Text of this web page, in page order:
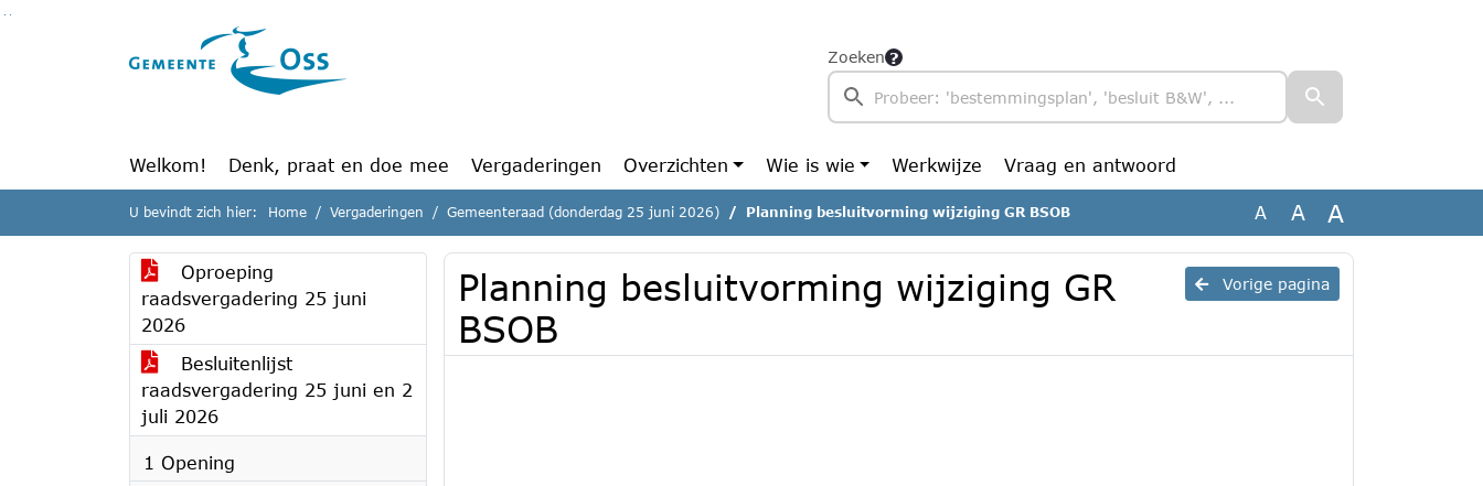
Ga naar de inhoud van deze pagina
Zoeken
Welkom! Denk, praat en doe mee Vergaderingen Overzichten Wie is wie Werkwijze Vraag en antwoord
U bevindt zich hier: Home Vergaderingen Gemeenteraad (donderdag 25 juni 2026) Planning besluitvorming wijziging GR BSOB A A A
Oproeping
raadsvergadering 25 juni
2026
Besluitenlijst
raadsvergadering 25 juni en 2
juli 2026
1 Opening
Vorige pagina
Planning besluitvorming wijziging GR
BSOB